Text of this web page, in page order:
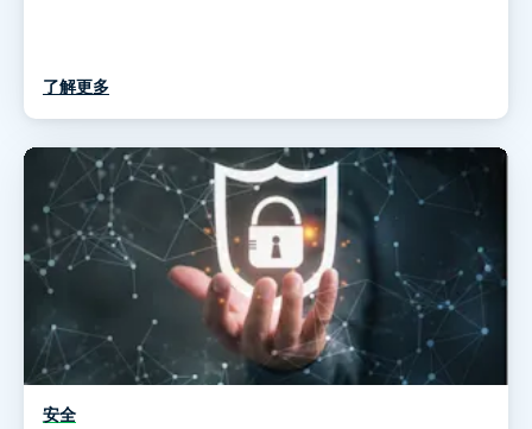
了解更多
安全